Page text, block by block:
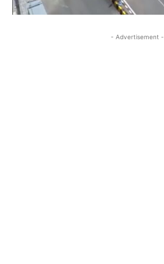
- Advertisement -